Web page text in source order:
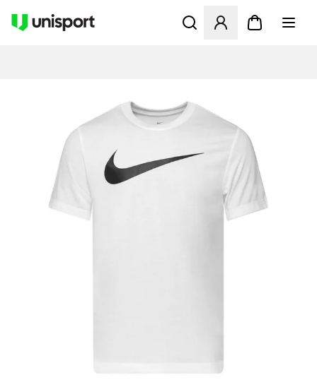
Åbner en Modal til at